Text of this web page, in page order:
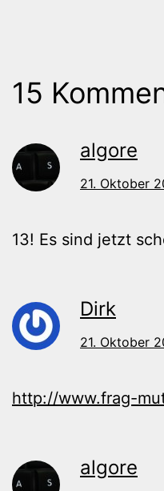
15
algore
21. Oktober
13! Es sind jetzt
Dirk
21. Oktober
http://www.frag-
algore